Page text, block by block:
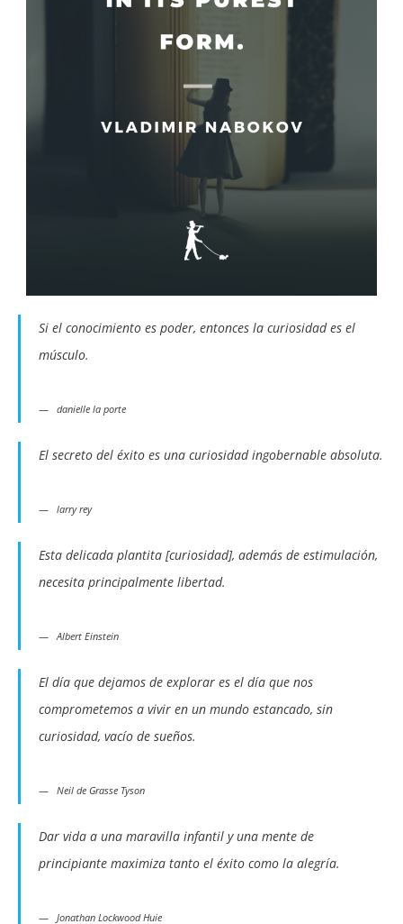
Si el conocimiento es poder, entonces la curiosidad es el
músculo.
danielle la porte
El secreto del éxito es una curiosidad ingobernable absoluta.
larry rey
Esta delicada plantita [curiosidad], además de estimulación,
necesita principalmente libertad.
Albert Einstein
El día que dejamos de explorar es el día que nos
comprometemos a vivir en un mundo estancado, sin
curiosidad, vacío de sueños.
Neil de Grasse Tyson
Dar vida a una maravilla infantil y una mente de
principiante maximiza tanto el éxito como la alegría.
Jonathan Lockwood Huie